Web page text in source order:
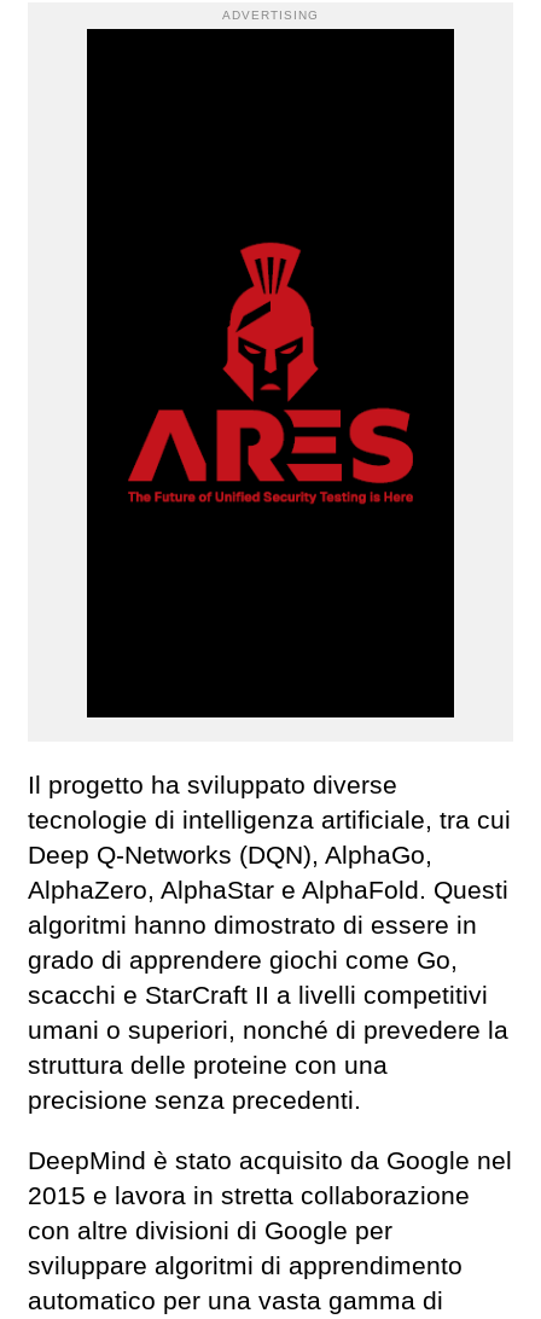
ADVERTISING
Il progetto ha sviluppato diverse
tecnologie di intelligenza artificiale, tra cui
Deep Q-Networks (DQN), AlphaGo,
AlphaZero, AlphaStar e AlphaFold. Questi
algoritmi hanno dimostrato di essere in
grado di apprendere giochi come Go,
scacchi e StarCraft II a livelli competitivi
umani o superiori, nonché di prevedere la
struttura delle proteine ​​con una
precisione senza precedenti.
DeepMind è stato acquisito da Google nel
2015 e lavora in stretta collaborazione
con altre divisioni di Google per
sviluppare algoritmi di apprendimento
automatico per una vasta gamma di